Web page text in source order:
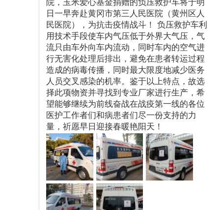
院，玉米爱心基金捐赠的负压救护车将于明
日一早奔赴黄冈市第三人民医院（黄州区人
民医院），为抗击疫情战斗！ 负压救护车利
用技术手段使车内气压低于外界大气压，气
流只由车外向车内流动，同时车内的空气进
行无害化处理后排出，避免在患者转运过程
造成的病毒传播，同时最大限度地减少医务
人员交叉感染的机率。鉴于以上特点，故选
择此项物资并寻找到专业厂家进行生产，希
望能够继续为前线奋战在战疫第一线的各位
医护工作者们和病患者们尽一份支持的力
量，祈愿早日迎接春暖艳阳天！